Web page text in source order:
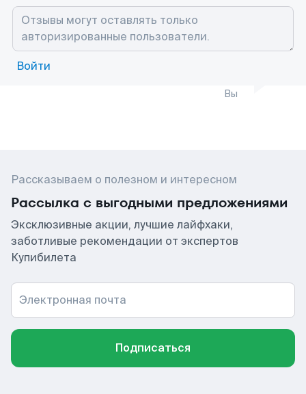
Войти
Вы
Рассказываем о полезном и интересном
Рассылка с выгодными предложениями
Эксклюзивные акции, лучшие лайфхаки,
заботливые рекомендации от экспертов
Купибилета
Электронная почта
Подписаться